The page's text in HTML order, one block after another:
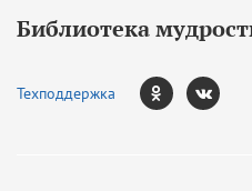
Библиотека
Техподдержка